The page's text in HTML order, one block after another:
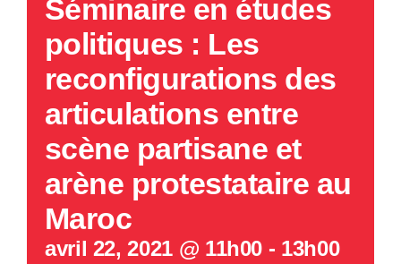
Séminaire en études
politiques : Les
reconfigurations des
articulations entre
scène partisane et
arène protestataire au
Maroc
avril 22, 2021 @ 11h00 - 13h00